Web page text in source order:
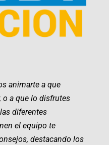
animarte a que
o a que lo disfrutes
diferentes
el equipo te
destacando los